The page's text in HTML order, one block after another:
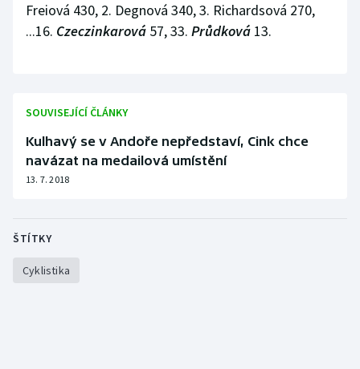
Freiová 430, 2. Degnová 340, 3. Richardsová 270,
...16. Czeczinkarová 57, 33. Průdková 13.
SOUVISEJÍCÍ ČLÁNKY
Kulhavý se v Andoře nepředstaví, Cink chce
navázat na medailová umístění
13. 7. 2018
ŠTÍTKY
Cyklistika